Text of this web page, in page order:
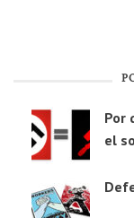
Por
el